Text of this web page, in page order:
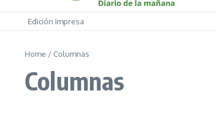
Edición Impresa
Home / Columnas
Columnas